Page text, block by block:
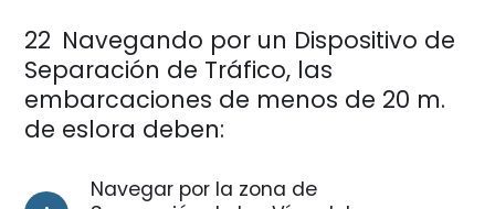
22 Navegando por un Dispositivo de
Separación de Tráfico, las
embarcaciones de menos de 20 m.
de eslora deben:
Navegar por la zona de